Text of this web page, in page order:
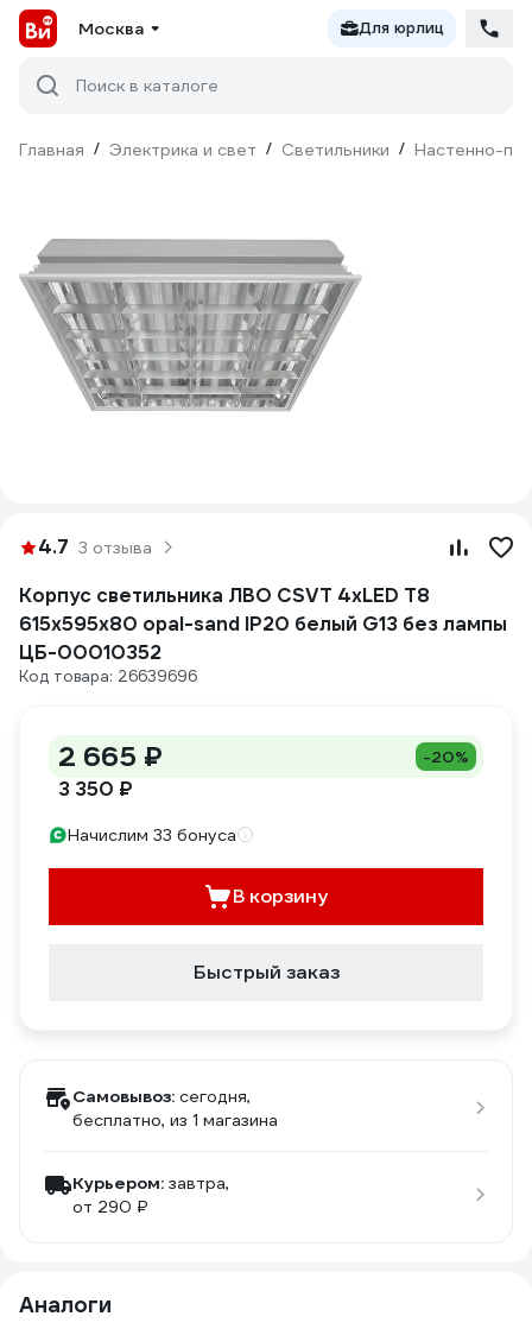
Москва Для юрлиц
Поиск в каталоге
Главная / Электрика и свет / Светильники / Настенно-
4.7 3 отзыва
Корпус светильника ЛВО CSVT 4хLED T8
615х595х80 opal-sand IP20 белый G13 без лампы
ЦБ-00010352
Код товара: 26639696
2 665 ₽ -20%
3 350 ₽
Начислим 33 бонуса
В корзину
Быстрый заказ
Самовывоз: сегодня,
бесплатно, из 1 магазина
Курьером: завтра,
от 290 ₽
Аналоги